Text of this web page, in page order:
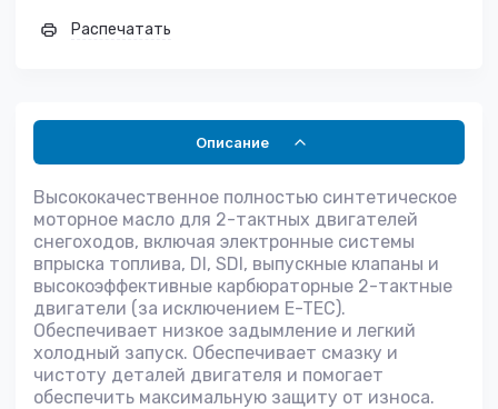
Распечатать
Описание
Высококачественное полностью синтетическое
моторное масло для 2-тактных двигателей
снегоходов, включая электронные системы
впрыска топлива, DI, SDI, выпускные клапаны и
высокоэффективные карбюраторные 2-тактные
двигатели (за исключением E-TEC).
Обеспечивает низкое задымление и легкий
холодный запуск. Обеспечивает смазку и
чистоту деталей двигателя и помогает
обеспечить максимальную защиту от износа.